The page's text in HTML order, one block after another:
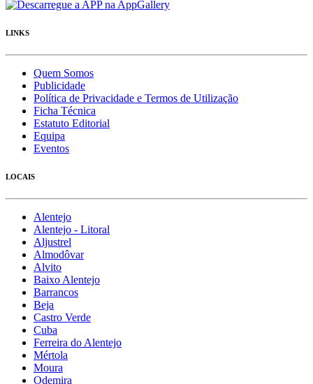
LINKS
Quem Somos
Publicidade
Política de Privacidade e Termos de Utilização
Ficha Técnica
Estatuto Editorial
Equipa
Eventos
LOCAIS
Alentejo
Alentejo - Litoral
Aljustrel
Almodôvar
Alvito
Baixo Alentejo
Barrancos
Beja
Castro Verde
Cuba
Ferreira do Alentejo
Mértola
Moura
Odemira